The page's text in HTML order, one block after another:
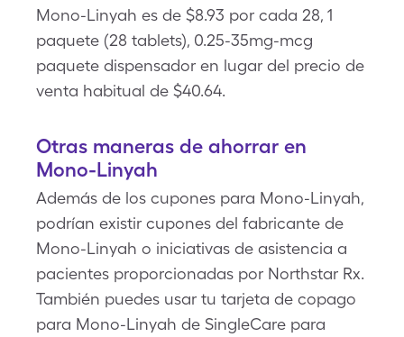
Mono-Linyah es de $8.93 por cada 28, 1
paquete (28 tablets), 0.25-35mg-mcg
paquete dispensador en lugar del precio de
venta habitual de $40.64.
Otras maneras de ahorrar en
Mono-Linyah
Además de los cupones para Mono-Linyah,
podrían existir cupones del fabricante de
Mono-Linyah o iniciativas de asistencia a
pacientes proporcionadas por Northstar Rx.
También puedes usar tu tarjeta de copago
para Mono-Linyah de SingleCare para